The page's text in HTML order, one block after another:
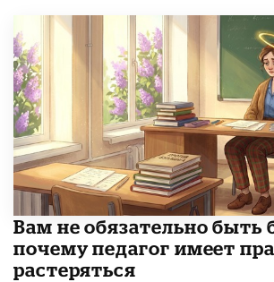
​Вам не обязательно быть
почему педагог имеет
растеряться